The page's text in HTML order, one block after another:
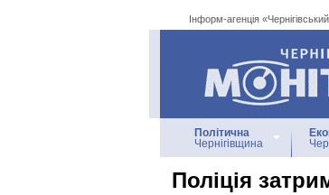
Інформ-агенція
Інформ-агенція
«Чернігівський
Політична
Чернігівщина
Поліція